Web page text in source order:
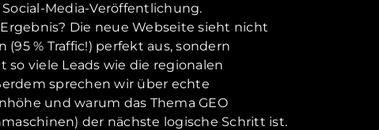
Media-Veröffentlichung.
Die neue Webseite sieht nicht
% Traffic!) perfekt aus, sondern
viele Leads wie die regionalen
sprechen wir über echte
und warum das Thema GEO
der nächste logische Schritt ist.